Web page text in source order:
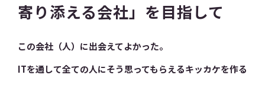
寄り添える会社」を目指して
この会社（人）に出会えてよかった。
ITを通して全ての人にそう思ってもらえるキッカケを作る